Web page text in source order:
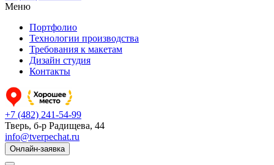
Меню
Портфолио
Технологии производства
Требования к макетам
Дизайн студия
Контакты
+7 (482) 241-54-99
Тверь, б-р Радищева, 44
info@tverpechat.ru
Онлайн-заявка